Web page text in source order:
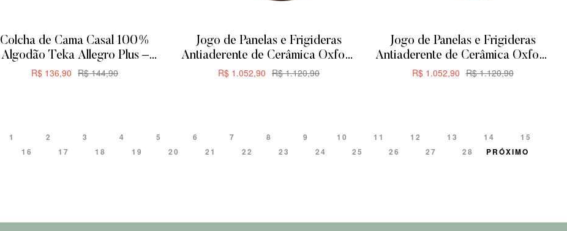
Colcha de Cama Casal 100%
Algodão Teka Allegro Plus –
200x230cm – Rayas
R$144,90
R$ 136,90
Jogo de Panelas e Frigideras
Antiaderente de Cerâmica Oxford
Everyday 5 Peças
R$1.120,90
R$1.052,90
Jogo de Panelas e Frigideras
Antiaderente de Cerâmica Oxford
Everyday 5 Peças
R$1.120,90
R$1.052,90
1 2 3 4 5 6 7 8 9 10 11 12 13 14
15
16
17 18 19 20 21 22 23 24 25 26 27 28 PRÓXIMO